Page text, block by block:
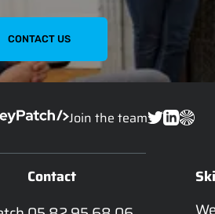
CONTACT US
Join the team
Contact